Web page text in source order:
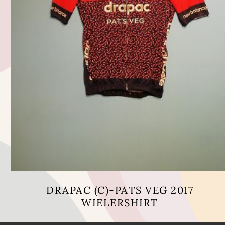
DRAPAC (C)-PATS VEG 2017
WIELERSHIRT